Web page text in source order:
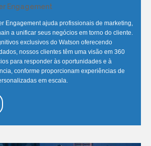
Engagement
Engagement ajuda profissionais de marketing,
a unificar seus negócios em torno do cliente.
exclusivos do Watson oferecendo
nossos clientes têm uma visão em 360
para responder às oportunidades e à
conforme proporcionam experiências de
em escala.